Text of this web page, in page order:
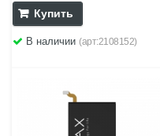
Купить
В наличии (арт:2108152)